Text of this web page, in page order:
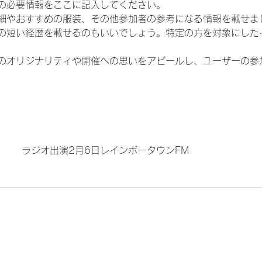
要情報をここに記入してください。
やおすすめの服装、その他参加者の参考になる情報を載せ
短い経歴を載せるのもいいでしょう。特定の方を対象にし
オリジナリティや開催への思いをアピールし、ユーザーの
ラジオ出演2月6日レインボータウンFM